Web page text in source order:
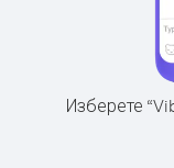
Изберете